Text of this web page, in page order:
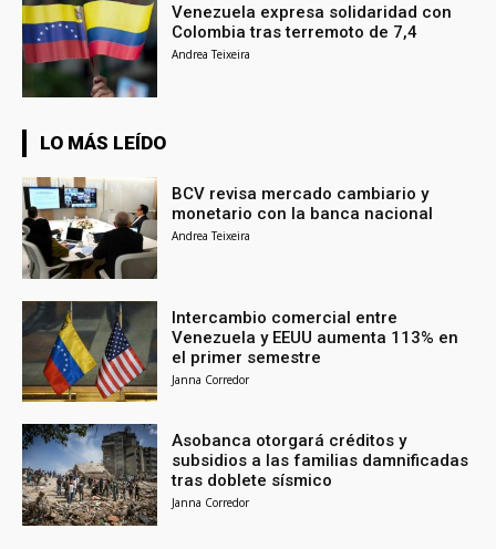
Venezuela expresa solidaridad con
Colombia tras terremoto de 7,4
Andrea Teixeira
LO MÁS LEÍDO
BCV revisa mercado cambiario y
monetario con la banca nacional
Andrea Teixeira
Intercambio comercial entre
Venezuela y EEUU aumenta 113% en
el primer semestre
Janna Corredor
Asobanca otorgará créditos y
subsidios a las familias damnificadas
tras doblete sísmico
Janna Corredor